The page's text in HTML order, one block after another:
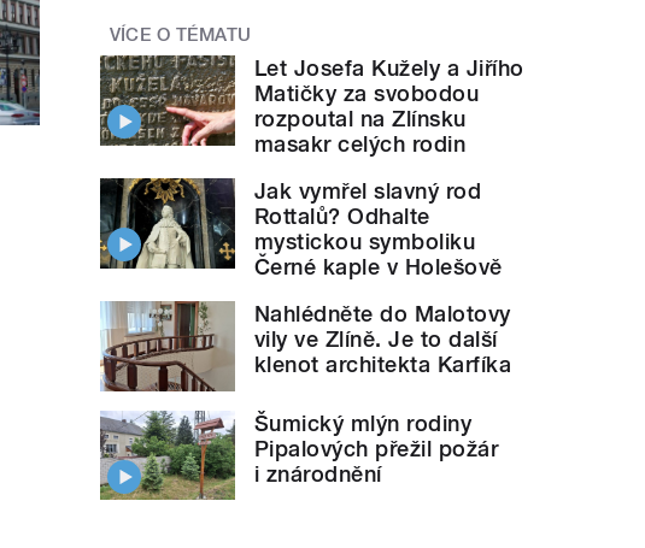
VÍCE O TÉMATU
Let Josefa Kužely a Jiřího
Matičky za svobodou
rozpoutal na Zlínsku
masakr celých rodin
Jak vymřel slavný rod
Rottalů? Odhalte
mystickou symboliku
Černé kaple v Holešově
Nahlédněte do Malotovy
vily ve Zlíně. Je to další
klenot architekta Karfíka
Šumický mlýn rodiny
Pipalových přežil požár
i znárodnění